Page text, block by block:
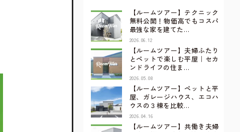
【ルームツアー】テクニック
無料公開！物価高でもコスパ
最強な家を建てた…
2026.06.12
【ルームツアー】夫婦ふたり
とペットで楽しむ平屋｜セカ
ンドライフの住ま…
2026.05.08
【ルームツアー】ペットと平
屋、ガレージハウス、エコハ
ウスの３棟を比較…
2026.04.16
【ルームツアー】共働き夫婦